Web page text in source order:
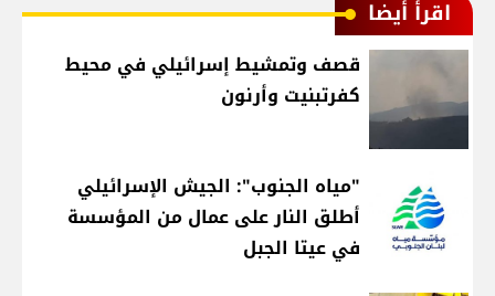
اقرأ أيضا
قصف وتمشيط إسرائيلي في محيط
كفرتبنيت وأرنون
"مياه الجنوب": الجيش الإسرائيلي
أطلق النار على عمال من المؤسسة
في عيتا الجبل